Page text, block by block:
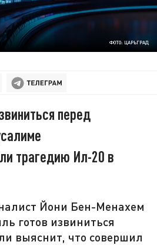
ФОТО: ЦАРЬГРАД
перед
трагедию Ил-20 в
Йони Бен-Менахем
готов извиниться
выяснит, что совершил